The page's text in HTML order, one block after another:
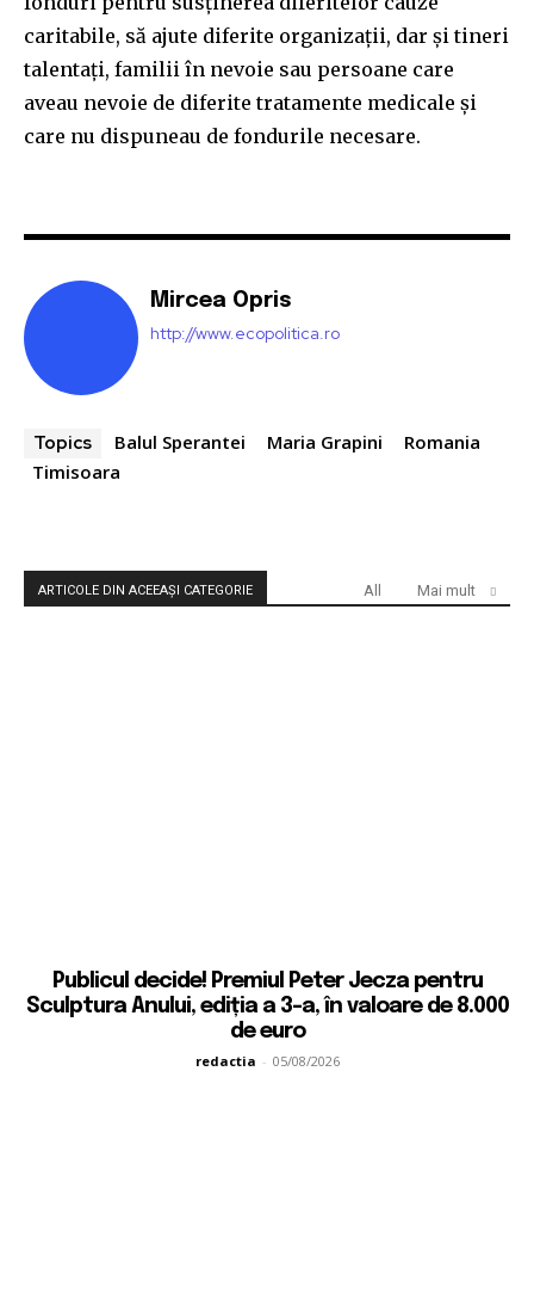
caritabile, să ajute diferite organizaţii, dar şi tineri
talentaţi, familii în nevoie sau persoane care
aveau nevoie de diferite tratamente medicale și
care nu dispuneau de fondurile necesare.
Mircea Opris
http://www.ecopolitica.ro
Topics Balul Sperantei Maria Grapini
Romania
Timisoara
ARTICOLE DIN ACEEAȘI CATEGORIE All Mai mult
Publicul decide! Premiul Peter Jecza pentru
Sculptura Anului, ediția a 3-a, în valoare de 8.000
de euro
redactia - 05/08/2026